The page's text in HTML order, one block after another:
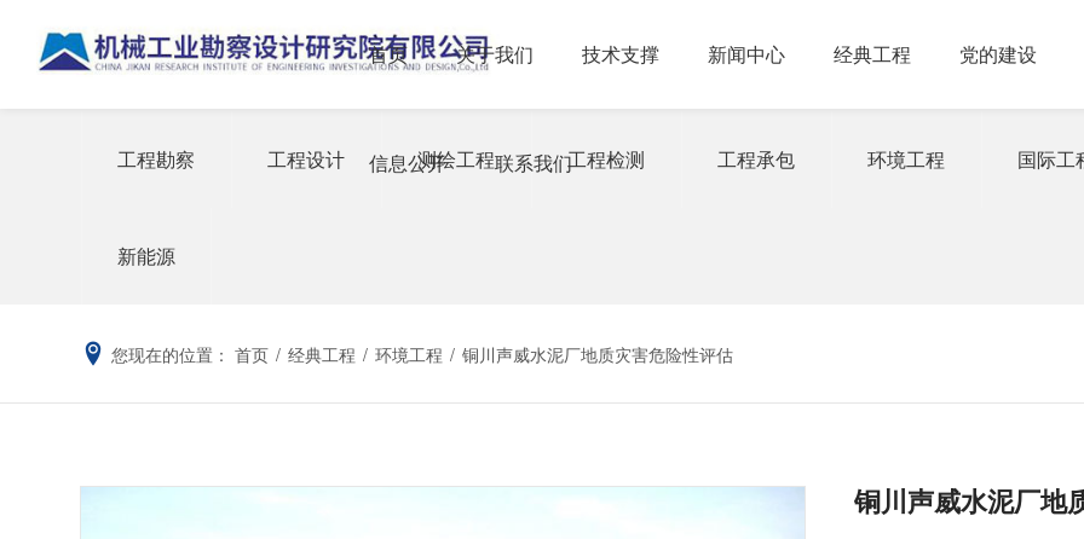
首页 关于我们 技术支撑 新闻中心 经典工程 党的建设
信息公开 联系我们
工程勘察 工程设计 测绘工程 工程检测 工程承包 环境工程 国际工
新能源
您现在的位置： 首页 / 经典工程 / 环境工程 / 铜川声威水泥厂地质灾害危险性评估
铜川声威水泥厂地